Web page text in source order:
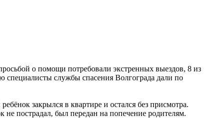
о помощи потребовали экстренных выездов, 8 из
специалисты службы спасения Волгограда дали по
закрылся в квартире и остался без присмотра.
пострадал, был передан на попечение родителям.